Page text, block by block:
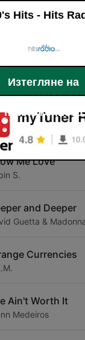
streaming
commercial
дни Последните
of
II Men
Me Love
S.
and Deeper
Guetta &
Currencies
Ain't Worth It
Medeiros
Hits - Hits
Изтегляне на
приложението